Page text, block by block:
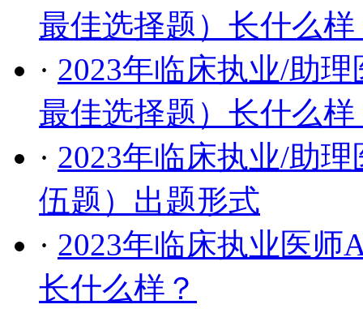
最佳选择题）长什么样
· 2023年临床执业/助
最佳选择题）长什么样
· ​2023年临床执业/助
伍题）出题形式
· 2023年临床执业医师
长什么样？